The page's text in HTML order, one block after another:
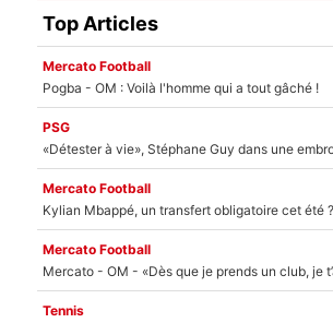
Top Articles
Mercato Football
Pogba - OM : Voilà l'homme qui a tout gâché !
PSG
Mercato Football
Kylian Mbappé, un transfert obligatoire cet été ?
Mercato Football
Tennis